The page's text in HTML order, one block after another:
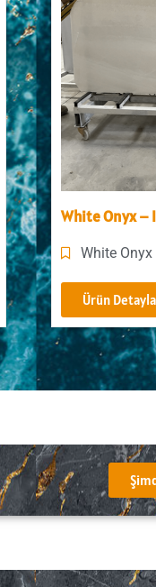
White Onyx – I
White Onyx -
Ürün